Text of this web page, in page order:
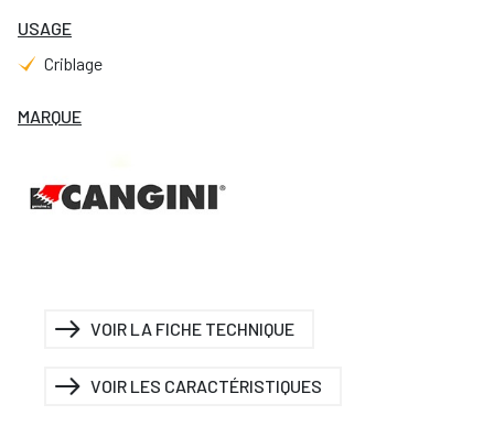
USAGE
Criblage
MARQUE
VOIR LA FICHE TECHNIQUE
VOIR LES CARACTÉRISTIQUES